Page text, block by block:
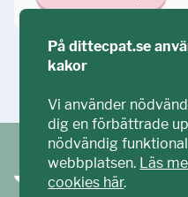
På dittecpat.se
kakor
Vi använder
dig en förbättrade
nödvändig
webbplatsen. Läs
cookies här.